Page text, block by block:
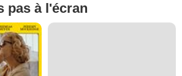
pas à l'écran